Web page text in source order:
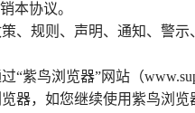
本协议。
规则、声明、通知、警
“紫鸟浏览器”网站（
，如您继续使用紫鸟浏览